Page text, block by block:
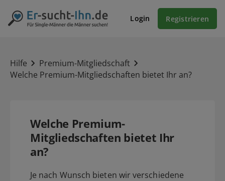
Login Registrieren
Hilfe
Premium-Mitgliedschaft
Welche Premium-Mitgliedschaften bietet Ihr an?
Welche Premium-
Mitgliedschaften bietet Ihr
an?
Je nach Wunsch bieten wir verschiedene